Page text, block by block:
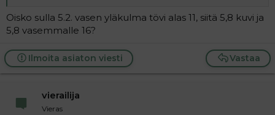
2.4 Tauk-Keit 11 (vasemmanpuoleinen, MusLam
yläpuolella)
3.2 Kumm 10-11 --- 10 rajalle
sketsi, joka on esitetty
4/2003
testataan, ma....
Oisko sulla 5.2. vasen yläkulma tövi alas 11, siitä 5,8 kuvi ja
5,8 vasemmalle 16?
Vastaa
Ilmoita asiaton viesti
vierailija
Vieras